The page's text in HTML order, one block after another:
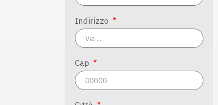
Indirizzo
Cap